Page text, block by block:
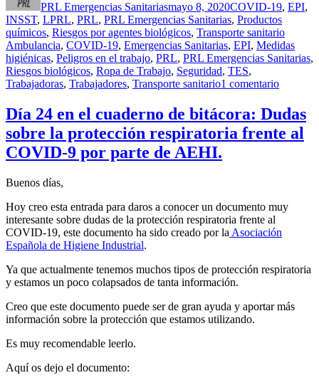
PRL Emergencias Sanitariasmayo 8, 2020COVID-19, EPI,
INSST, LPRL, PRL, PRL Emergencias Sanitarias, Productos
químicos, Riesgos por agentes biológicos, Transporte sanitario
Ambulancia, COVID-19, Emergencias Sanitarias, EPI, Medidas
higiénicas, Peligros en el trabajo, PRL, PRL Emergencias Sanitarias,
Riesgos biológicos, Ropa de Trabajo, Seguridad, TES,
Trabajadoras, Trabajadores, Transporte sanitario1 comentarioen
25
en
el
ropa
Día 24 en el cuaderno de bitácora: Dudas
sobre la protección respiratoria frente al
COVID-9 por parte de AEHI.
Buenos días,
Hoy creo esta entrada para daros a conocer un documento muy
interesante sobre dudas de la protección respiratoria frente al
COVID-19, este documento ha sido creado por la Asociación
Española de Higiene Industrial.
Ya que actualmente tenemos muchos tipos de protección respiratoria
y estamos un poco colapsados de tanta información.
Creo que este documento puede ser de gran ayuda y aportar más
información sobre la protección que estamos utilizando.
Es muy recomendable leerlo.
Aquí os dejo el documento: